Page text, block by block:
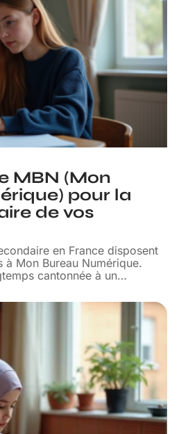
MBN (Mon
pour la
de vos
en France disposent
Mon Bureau Numérique.
cantonnée à un…